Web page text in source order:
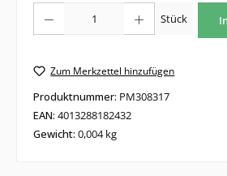
Produkt Anzahl: Gib den gewünschten Wert
Stück
Zum Merkzettel hinzufügen
Produktnummer: PM308317
EAN: 4013288182432
Gewicht: 0,004 kg